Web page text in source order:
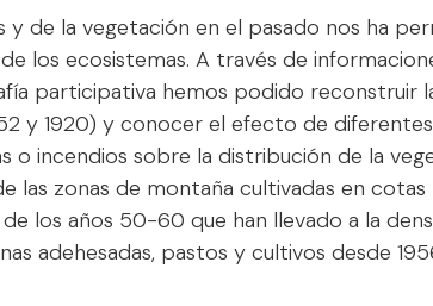
y de la vegetación en el pasado nos ha
los ecosistemas. A través de
participativa hemos podido reconstruir
y 1920) y conocer el efecto de
o incendios sobre la distribución de la
las zonas de montaña cultivadas en
los años 50-60 que han llevado a la
adehesadas, pastos y cultivos desde